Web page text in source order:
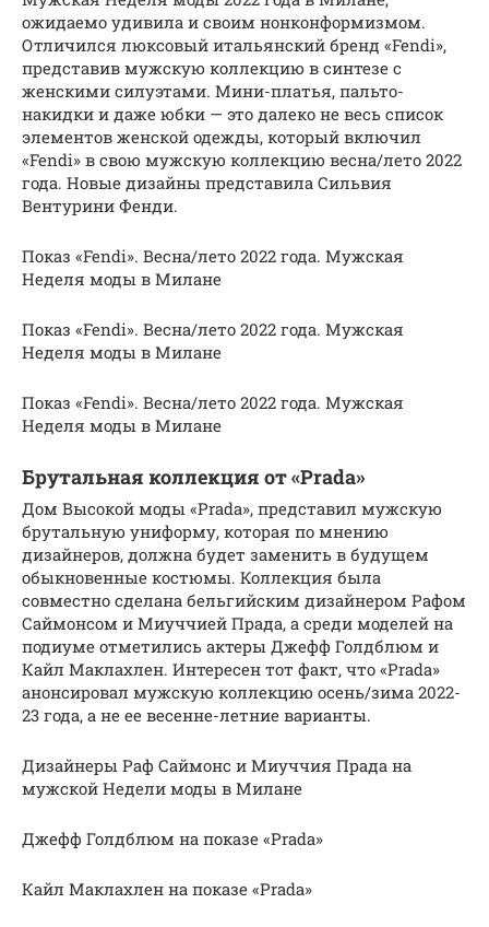
ожидаемо удивила и своим нонконформизмом.
Отличился люксовый итальянский бренд «Fendi»,
представив мужскую коллекцию в синтезе с
женскими силуэтами. Мини-платья, пальто-
накидки и даже юбки — это далеко не весь список
элементов женской одежды, который включил
«Fendi» в свою мужскую коллекцию весна/лето 2022
года. Новые дизайны представила Сильвия
Вентурини Фенди.
Показ «Fendi». Весна/лето 2022 года. Мужская
Неделя моды в Милане
Показ «Fendi». Весна/лето 2022 года. Мужская
Неделя моды в Милане
Показ «Fendi». Весна/лето 2022 года. Мужская
Неделя моды в Милане
Брутальная коллекция от «Prada»
Дом Высокой моды «Prada», представил мужскую
брутальную униформу, которая по мнению
дизайнеров, должна будет заменить в будущем
обыкновенные костюмы. Коллекция была
совместно сделана бельгийским дизайнером Рафом
Саймонсом и Миуччией Прада, а среди моделей на
подиуме отметились актеры Джефф Голдблюм и
Кайл Маклахлен. Интересен тот факт, что «Prada»
анонсировал мужскую коллекцию осень/зима 2022-
23 года, а не ее весенне-летние варианты.
Дизайнеры Раф Саймонс и Миуччия Прада на
мужской Недели моды в Милане
Джефф Голдблюм на показе «Prada»
Кайл Маклахлен на показе «Prada»